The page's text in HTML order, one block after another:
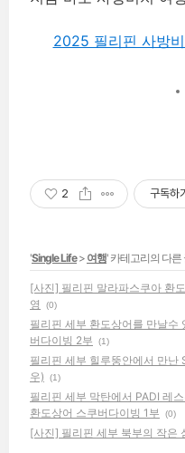
2025 필리핀 사방
2 구독하
'Single Life> 여행' 카테고리의 다른
[사진] 필리핀 말라파스쿠아 환
영
(0)
필리핀 세부 환도상어를 만날수
버다이빙 2부
(1)
필리핀 세부 힐루뚱안에서 만난
우)
(1)
필리핀 세부 막탄에서 PADI 레
환도상어 스쿠버다이빙 1부
(0)
[사진] 필리핀 세부 북부의 작은